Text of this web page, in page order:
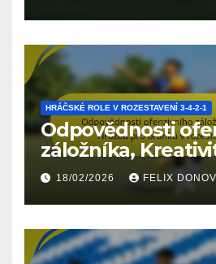
HRÁČSKÉ ROLE V ROZESTAVENÍ 3-4-2-1
Odpovědnosti
záložníka,
pro branku v
2-1
18/02/2026 FELIX